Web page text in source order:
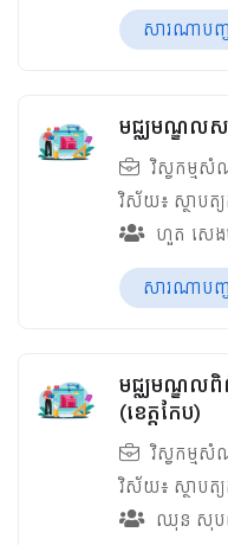
សារណាបញ្ច
មជ្ឈមណ្ឌលសន្
វិស្វកម្ម
វិស័យ៖ ស្ថាបត្យ
ហួត សេង
សារណាបញ្ច
មជ្ឈមណ្ឌលពិ
(ខេត្តកែប)
វិស្វកម្ម
វិស័យ៖ ស្ថាបត្យ
ឈុន សុបញ្